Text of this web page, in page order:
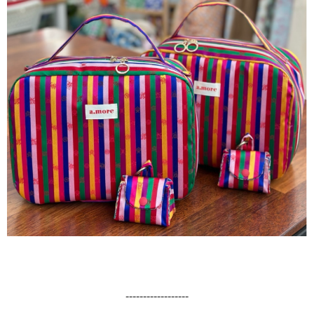
------------------